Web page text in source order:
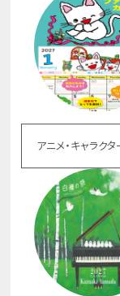
アニメ・キャラクタ